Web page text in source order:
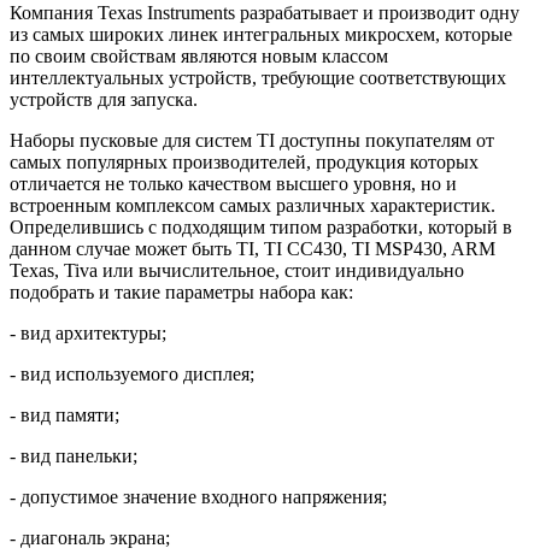
Компания Texas Instruments разрабатывает и производит одну
из самых широких линек интегральных микросхем, которые
по своим свойствам являются новым классом
интеллектуальных устройств, требующие соответствующих
устройств для запуска.
Наборы пусковые для систем TI доступны покупателям от
самых популярных производителей, продукция которых
отличается не только качеством высшего уровня, но и
встроенным комплексом самых различных характеристик.
Определившись с подходящим типом разработки, который в
данном случае может быть TI, TI CC430, TI MSP430, ARM
Texas, Tiva или вычислительное, стоит индивидуально
подобрать и такие параметры набора как:
- вид архитектуры;
- вид используемого дисплея;
- вид памяти;
- вид панельки;
- допустимое значение входного напряжения;
- диагональ экрана;